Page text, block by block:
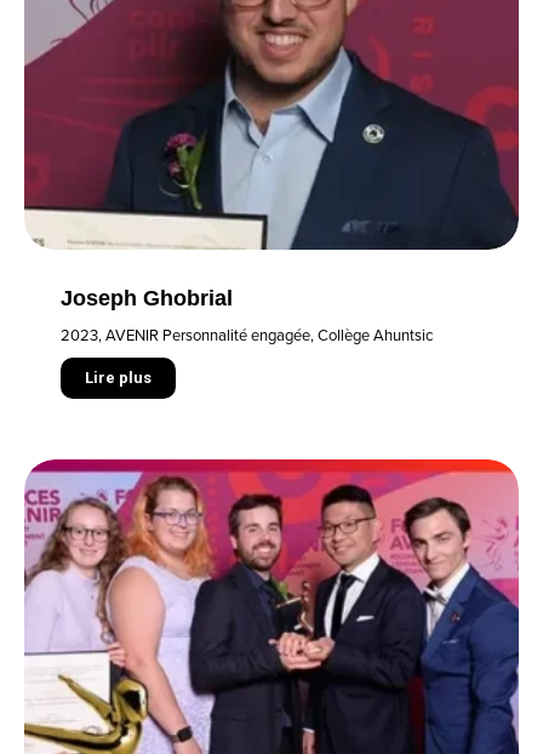
Joseph Ghobrial
2023,AVENIR Personnalité engagée,Collège Ahuntsic
Lire plus